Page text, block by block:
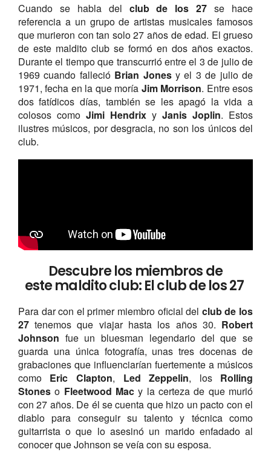
Cuando se habla del club de los 27se hace
referencia a un grupo de artistas musicales famosos
que murieron con tan solo 27 años de edad. El grueso
de este maldito club se formó en dos años exactos.
Durante el tiempo que transcurrió entre el 3 de julio de
1969 cuando falleció Brian Jonesy el 3 de julio de
1971, fecha en la que moría Jim Morrison. Entre esos
dos fatídicos días, también se les apagó la vida a
colosos como Jimi Hendrix yJanis Joplin. Estos
ilustres músicos, por desgracia, no son los únicos del
club.
Descubre los miembros de
este maldito club: El club de los 27
Para dar con el primer miembro oficial del club de los
27tenemos que viajar hasta los años 30. Robert
Johnson fue un bluesman legendario del que se
guarda una única fotografía, unas tres docenas de
grabaciones que influenciarían fuertemente a músicos
como Eric Clapton, Led Zeppelin, los Rolling
Stoneso Fleetwood Macy la certeza de que murió
con 27 años. De él se cuenta que hizo un pacto con el
diablo para conseguir su talento y técnica como
guitarrista o que lo asesinó un marido enfadado al
conocer que Johnson se veía con su esposa.